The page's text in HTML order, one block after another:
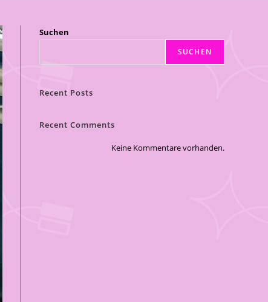
Suchen
SUCHEN
Recent Posts
Recent Comments
Keine Kommentare vorhanden.